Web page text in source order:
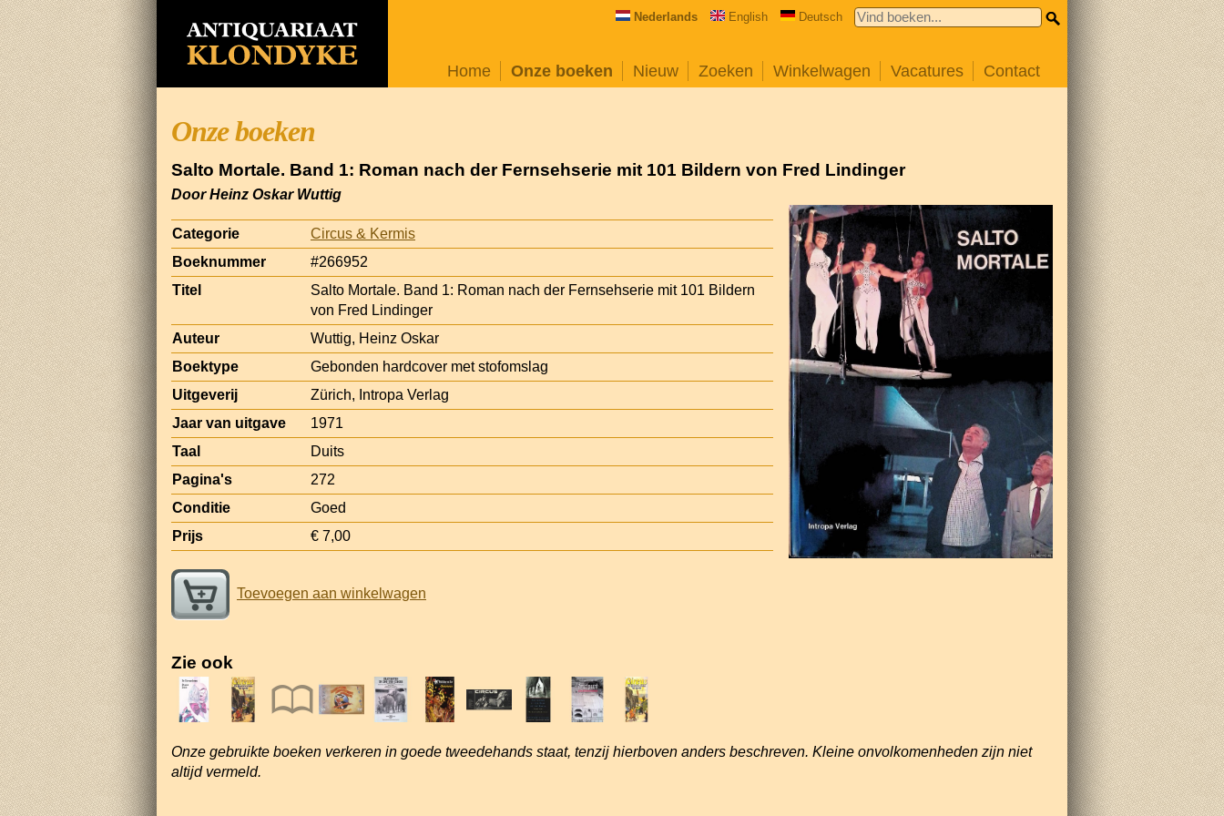
Nederlands English Deutsch
Home Onze boeken Nieuw Zoeken Winkelwagen Vacatures Contact
Onze boeken
Salto Mortale. Band 1: Roman nach der Fernsehserie mit 101 Bildern von Fred Lindinger
Door Heinz Oskar Wuttig
Categorie
Circus & Kermis
Boeknummer
#266952
Titel
Salto Mortale. Band 1: Roman nach der Fernsehserie mit 101 Bildern
von Fred Lindinger
Auteur
Wuttig, Heinz Oskar
Boektype
Gebonden hardcover met stofomslag
Uitgeverij
Zürich, Intropa Verlag
Jaar van uitgave
1971
Taal
Duits
Pagina's
272
Conditie
Goed
Prijs
€ 7,00
Toevoegen aan winkelwagen
Zie ook
Onze gebruikte boeken verkeren in goede tweedehands staat, tenzij hierboven anders beschreven. Kleine onvolkomenheden zijn niet
altijd vermeld.